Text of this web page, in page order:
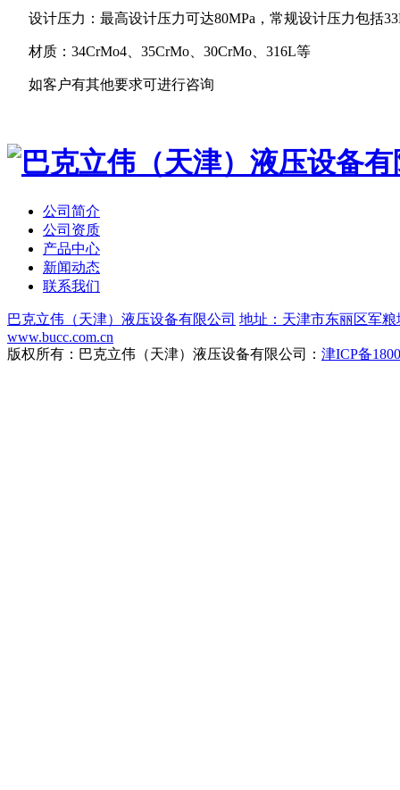
设计压力：最高设计压力可达80MPa ，常规设计压力包括
材质： 34CrMo4 35CrMo 30CrMo 316L等
如客户有其他要求可进行咨询
公司简介
公司资质
产品中心
新闻动态
联系我们
巴克立伟（天津）液压设备有限公司 地址：天津市东丽区军粮
www.bucc.com.cn
版权所有：巴克立伟（天津）液压设备有限公司： 津ICP备